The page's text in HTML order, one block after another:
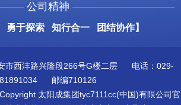
公司精神
勇于探索 知行合一 团结协作】
市西沣路兴隆段266号G楼二层 电话：029-
81891034 邮编710126
太阳成集团tyc7111cc(中国)有限公司官